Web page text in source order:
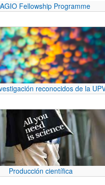
Fellowship Programme
reconocidos de la
Producción científica